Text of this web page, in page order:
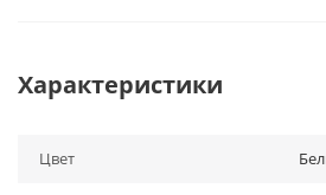
Характеристики
Цвет